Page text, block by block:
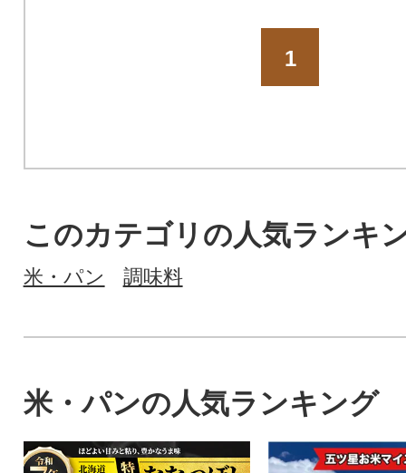
1
このカテゴリの人気ランキ
米・パン 調味料
米・パンの人気ランキング